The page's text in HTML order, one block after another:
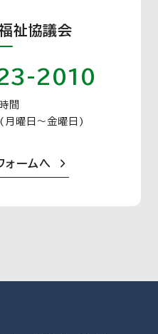
祉協議会
2010
間
曜日〜金曜日)
ォームへ